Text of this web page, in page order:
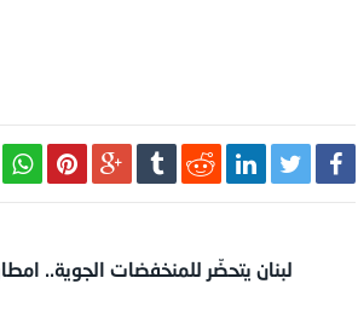
لبنان يتحضّر للمنخفضات الجوية..